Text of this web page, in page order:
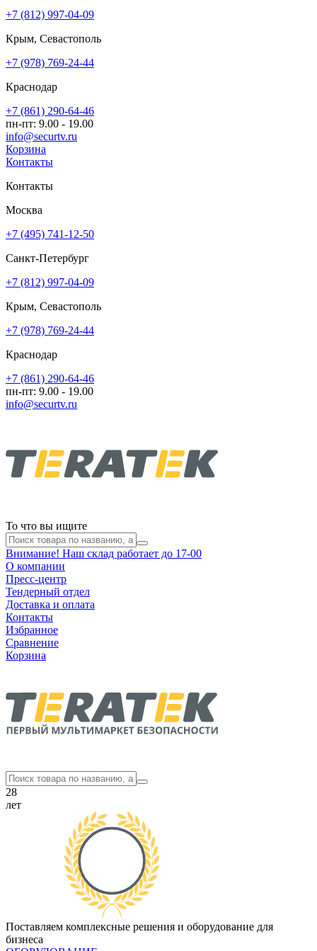
+7 (812) 997-04-09
Крым, Севастополь
+7 (978) 769-24-44
Краснодар
+7 (861) 290-64-46
пн-пт: 9.00 - 19.00
info@securtv.ru
Корзина
Контакты
Контакты
Москва
+7 (495) 741-12-50
Санкт-Петербург
+7 (812) 997-04-09
Крым, Севастополь
+7 (978) 769-24-44
Краснодар
+7 (861) 290-64-46
пн-пт: 9.00 - 19.00
info@securtv.ru
То что вы ищите
Внимание! Наш склад работает до 17-00
О компании
Пресс-центр
Тендерный отдел
Доставка и оплата
Контакты
Избранное
Сравнение
Корзина
28
лет
Поставляем комплексные решения и оборудование для
бизнеса